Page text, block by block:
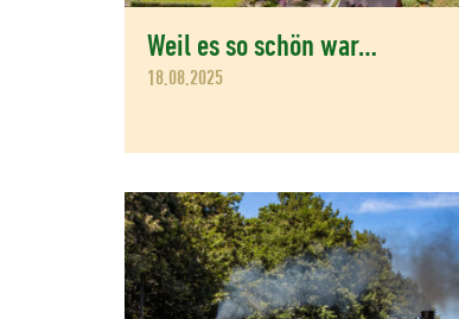
Weil es so schön war…
18.08.2025